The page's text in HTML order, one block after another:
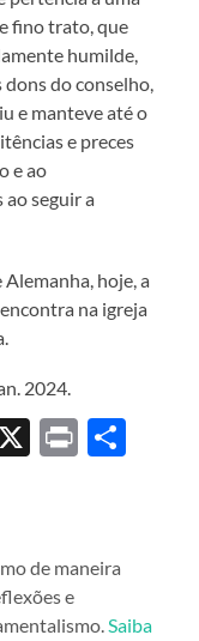
fino trato, que
humilde,
dons do conselho,
e manteve até o
e preces
e ao
seguir a
hoje, a
na igreja
2024.
X Print
de maneira
e
Saiba